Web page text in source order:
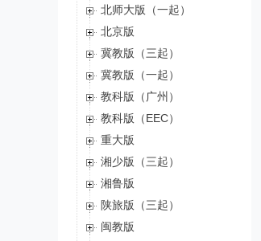
北师大版（一起）
北京版
冀教版（三起）
冀教版（一起）
教科版（广州）
教科版（EEC）
重大版
湘少版（三起）
湘鲁版
陕旅版（三起）
闽教版